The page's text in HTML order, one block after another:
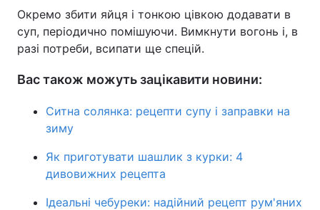
Окремо збити яйця і тонкою цівкою додавати в
суп, періодично помішуючи. Вимкнути вогонь і, в
разі потреби, всипати ще спецій.
Вас також можуть зацікавити новини:
Ситна солянка: рецепти супу і заправки на
зиму
Як приготувати шашлик з курки: 4
дивовижних рецепта
Ідеальні чебуреки: надійний рецепт рум'яних